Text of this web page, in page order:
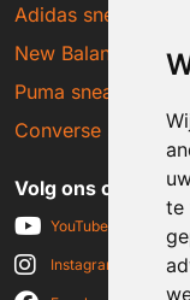
te
Adidas sneakers
New Balance
Puma sneakers
Converse sneakers
Volg ons op social
YouTube
Instagram